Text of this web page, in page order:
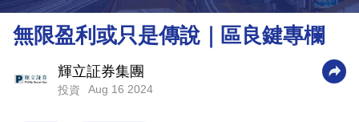
理
財
商
業
無限盈利或只是傳說｜區良鍵專欄
輝立証券集團
投資 Aug 16 2024